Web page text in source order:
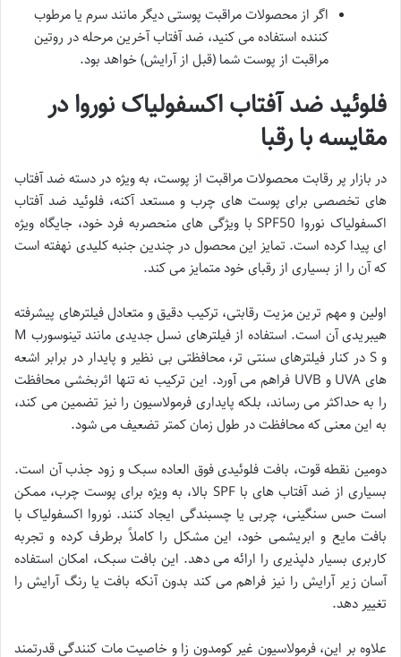
اگر از محصولات مراقبت پوستی دیگر مانند سرم یا مرطوب
کننده استفاده می کنید، ضد آفتاب آخرین مرحله در روتین
مراقبت از پوست شما (قبل از آرایش) خواهد بود.
فلوئید ضد آفتاب اکسفولیاک نوروا در
مقایسه با رقبا
در بازار پر رقابت محصولات مراقبت از پوست، به ویژه در دسته ضد آفتاب
های تخصصی برای پوست های چرب و مستعد آکنه، فلوئید ضد آفتاب
اکسفولیاک نوروا SPF50 با ویژگی های منحصربه فرد خود، جایگاه ویژه
ای پیدا کرده است. تمایز این محصول در چندین جنبه کلیدی نهفته است
که آن را از بسیاری از رقبای خود متمایز می کند.
اولین و مهم ترین مزیت رقابتی، ترکیب دقیق و متعادل فیلترهای پیشرفته
هیبریدی آن است. استفاده از فیلترهای نسل جدیدی مانند تینوسورب M
و S در کنار فیلترهای سنتی تر، محافظتی بی نظیر و پایدار در برابر اشعه
های UVA و UVB فراهم می آورد. این ترکیب نه تنها اثربخشی محافظت
را به حداکثر می رساند، بلکه پایداری فرمولاسیون را نیز تضمین می کند،
به این معنی که محافظت در طول زمان کمتر تضعیف می شود.
دومین نقطه قوت، بافت فلوئیدی فوق العاده سبک و زود جذب آن است.
بسیاری از ضد آفتاب های با SPF بالا، به ویژه برای پوست چرب، ممکن
است حس سنگینی، چربی یا چسبندگی ایجاد کنند. نوروا اکسفولیاک با
بافت مایع و ابریشمی خود، این مشکل را کاملاً برطرف کرده و تجربه
کاربری بسیار دلپذیری را ارائه می دهد. این بافت سبک، امکان استفاده
آسان زیر آرایش را نیز فراهم می کند بدون آنکه بافت یا رنگ آرایش را
تغییر دهد.
علاوه بر این، فرمولاسیون غیر کومدون زا و خاصیت مات کنندگی قدرتمند